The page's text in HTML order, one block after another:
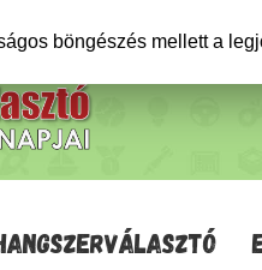
böngészés mellett a